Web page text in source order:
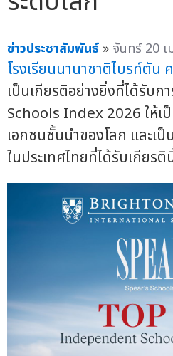
ข่าวประชาสัมพันธ์ » จันทร์ 20
โรงเรียนนานาชาติไบรท์ตัน
เป็นเกียรติอย่างยิ่งที่ได้รับ
Schools Index 2026 ให้เ
เอกชนชั้นนำของโลก และเป็
ในประเทศไทยที่ได้รับเกียรติ